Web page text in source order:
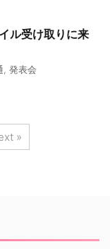
ル受け取りに来
発表会
»